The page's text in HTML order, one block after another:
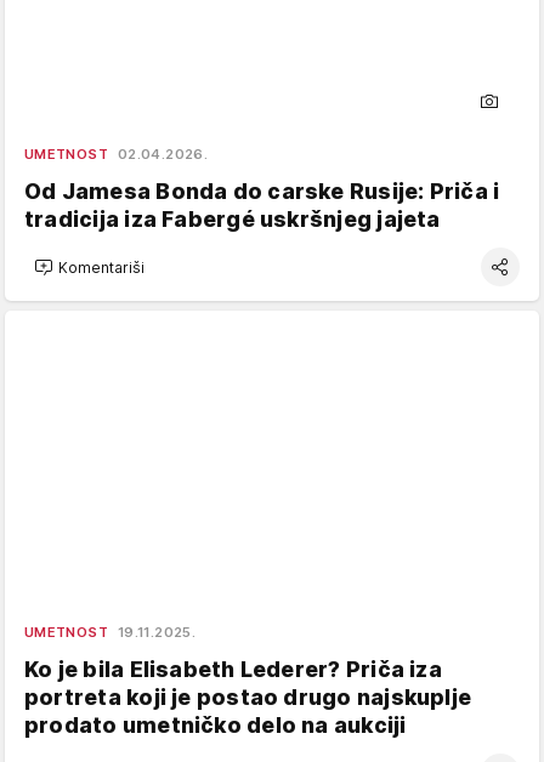
UMETNOST 02.04.2026.
Od Jamesa Bonda do carske Rusije: Priča i
tradicija iza Fabergé uskršnjeg jajeta
Komentariši
UMETNOST 19.11.2025.
Ko je bila Elisabeth Lederer? Priča iza
portreta koji je postao drugo najskuplje
prodato umetničko delo na aukciji